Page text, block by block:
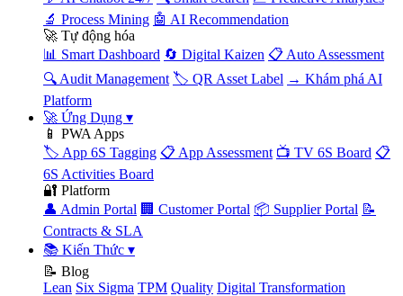
🔬 Process Mining 🤖 AI Recommendation
🚀 Tự động hóa
📊 Smart Dashboard 🔄 Digital Kaizen 📋 Auto Assessment
🔍 Audit Management 🏷️ QR Asset Label → Khám phá AI
Platform
🚀 Ứng Dụng ▾
📱 PWA Apps
🏷️ App 6S Tagging 📋 App Assessment 📺 TV 6S Board 📋
6S Activities Board
🔐 Platform
👤 Admin Portal 🏢 Customer Portal 📦 Supplier Portal 📝
Contracts & SLA
📚 Kiến Thức ▾
📝 Blog
Lean Six Sigma TPM Quality Digital Transformation